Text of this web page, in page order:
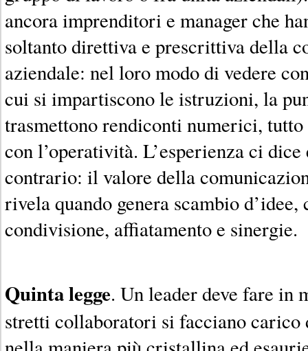
ancora imprenditori e manager che
soltanto direttiva e prescrittiva della
aziendale: nel loro modo di vedere
cui si impartiscono le istruzioni, la
trasmettono rendiconti numerici, tutto
con l’operatività. L’esperienza ci
contrario: il valore della
rivela quando genera scambio
condivisione, affiatamento e sinergie.
Quinta legge. Un leader deve fare in
stretti collaboratori si facciano carico